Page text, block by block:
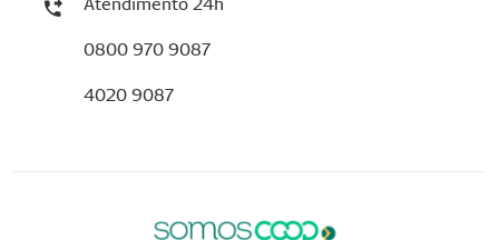
0800 970 9087
4020 9087